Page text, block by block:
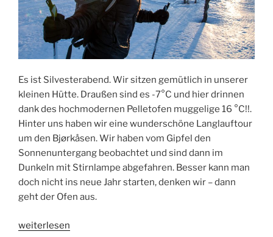
Es ist Silvesterabend. Wir sitzen gemütlich in unserer
kleinen Hütte. Draußen sind es -7°C und hier drinnen
dank des hochmodernen Pelletofen muggelige 16 °C!!.
Hinter uns haben wir eine wunderschöne Langlauftour
um den Bjørkåsen. Wir haben vom Gipfel den
Sonnenuntergang beobachtet und sind dann im
Dunkeln mit Stirnlampe abgefahren. Besser kann man
doch nicht ins neue Jahr starten, denken wir – dann
geht der Ofen aus.
„Auf
weiterlesen